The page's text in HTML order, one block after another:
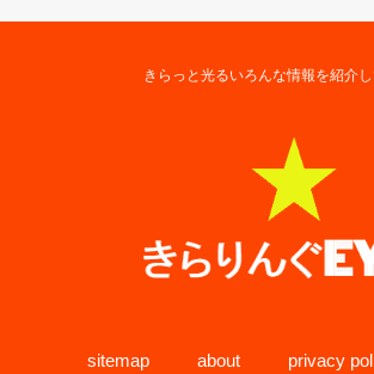
きらっと光るいろんな情報を紹介
sitemap about privacy